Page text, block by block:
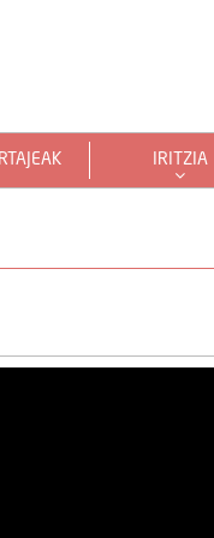
IRITZIA